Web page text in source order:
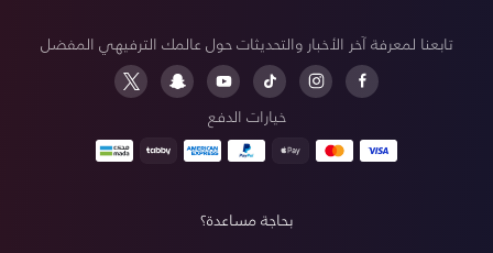
تابعنا لمعرفة آخر الأخبار والتحديثات حول عالمك الترفيهي المفضل
خيارات الدفع
بحاجة مساعدة؟